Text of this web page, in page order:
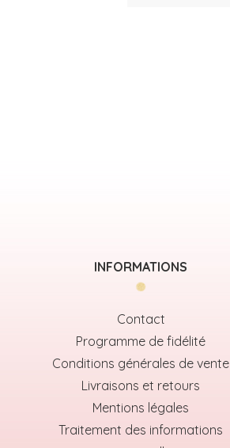
INFORMATIONS
Contact
Programme de fidélité
Conditions générales de vente
Livraisons et retours
Mentions légales
Traitement des informations